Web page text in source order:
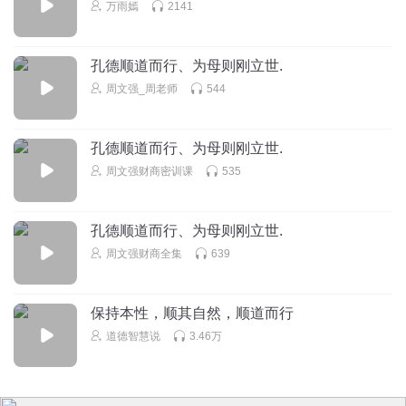
万雨嫣 2141
孔德顺道而行、为母则刚立世.
周文强_周老师 544
孔德顺道而行、为母则刚立世.
周文强财商密训课 535
孔德顺道而行、为母则刚立世.
周文强财商全集 639
保持本性，顺其自然，顺道而行
道德智慧说 3.46万